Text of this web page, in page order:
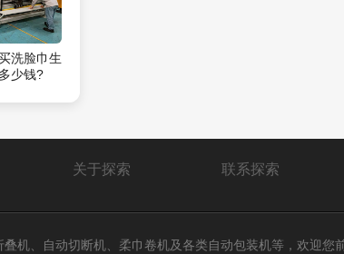
洗脸巾生
少钱?
关于探索 联系探索
机、自动切断机、柔巾卷机及各类自动包装机等，欢迎您